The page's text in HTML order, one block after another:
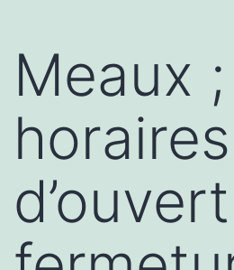
Meaux ;
horaires